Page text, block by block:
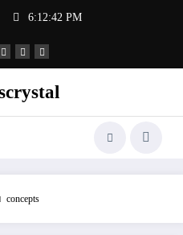
6:12:42 PM
concepts